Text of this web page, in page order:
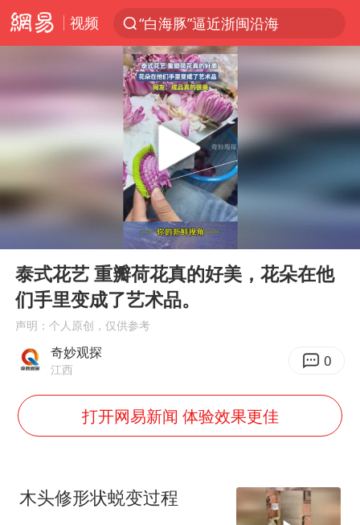
视频
“白海豚”逼近浙闽沿海
光影经济撬动暑期消费新蓝海
白海豚10级风圈已触及浙江台州
“伊斯兰版北约”出现
外国游客的“中国游三件套”火了
上海大部迎大暴雨
以军士兵把枪口对准中国记者
2026年7月份居民消费价格同比上涨0.5%
方桃子代言广告视频已下架
辽宁省深化扫黑除恶专项斗争
WTT横滨冠军赛女单四强国乒占三席
浙江省发出今年第2号指挥长令
生产也能“拼单”了
央视新主播李秋莹孙亚鹏亮相
Play
泰式花艺 重瓣荷花真的好美，花朵在他
们手里变成了艺术品。
声明：个人原创，仅供参考
奇妙观探
江西 0
打开网易新闻 体验效果更佳
木头修形状蜕变过程